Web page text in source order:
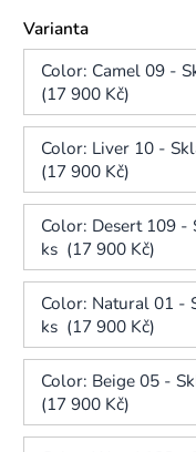
Varianta
Color: Camel 09 -
(17 900 Kč)
Color: Liver 10 -
(17 900 Kč)
Color: Desert 109 -
ks (17 900 Kč)
Color: Natural 01 -
ks (17 900 Kč)
Color: Beige 05 -
(17 900 Kč)